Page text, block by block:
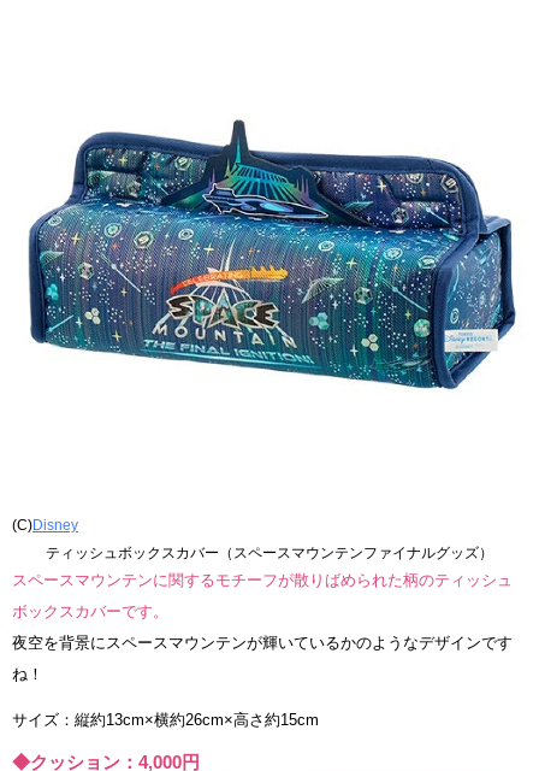
(C)Disney
ティッシュボックスカバー（スペースマウンテンファイナルグッズ）
スペースマウンテンに関するモチーフが散りばめられた柄のティッシュ
ボックスカバーです。
夜空を背景にスペースマウンテンが輝いているかのようなデザインです
ね！
サイズ：縦約13cm×横約26cm×高さ約15cm
◆クッション：4,000円